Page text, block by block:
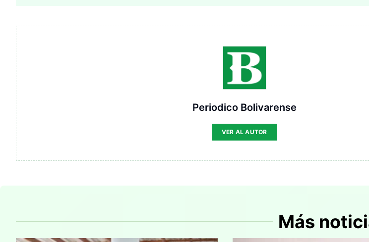
Periodico Bolivarense
VER AL AUTOR
Más